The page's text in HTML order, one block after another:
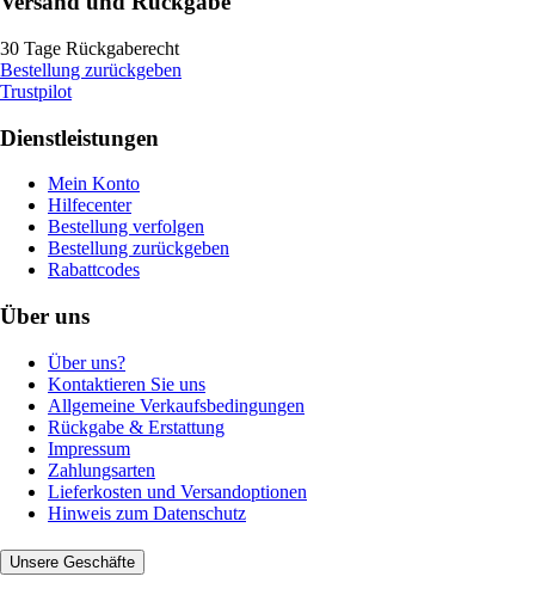
30 Tage Rückgaberecht
Bestellung zurückgeben
Trustpilot
Dienstleistungen
Mein Konto
Hilfecenter
Bestellung verfolgen
Bestellung zurückgeben
Rabattcodes
Über uns
Über uns?
Kontaktieren Sie uns
Allgemeine Verkaufsbedingungen
Rückgabe & Erstattung
Impressum
Zahlungsarten
Lieferkosten und Versandoptionen
Hinweis zum Datenschutz
Unsere Geschäfte